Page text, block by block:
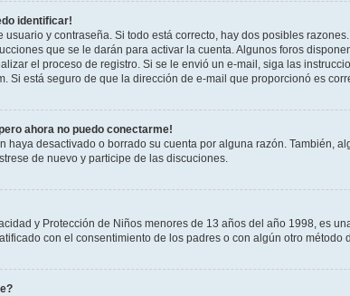
identificar!
usuario y contraseña. Si todo está correcto, hay dos posibles
que se le darán para activar la cuenta. Algunos foros
el proceso de registro. Si se le envió un e-mail, siga las
Si está seguro de que la dirección de e-mail que proporcionó es
ahora no puedo conectarme!
haya desactivado o borrado su cuenta por alguna razón.
de nuevo y participe de las discuciones.
y Protección de Niños menores de 13 años del año 1998, es
con el consentimiento de los padres o con algún otro